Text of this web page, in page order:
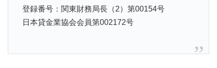
登録番号：関東財務局長（2）第00154号
日本貸金業協会会員第002172号